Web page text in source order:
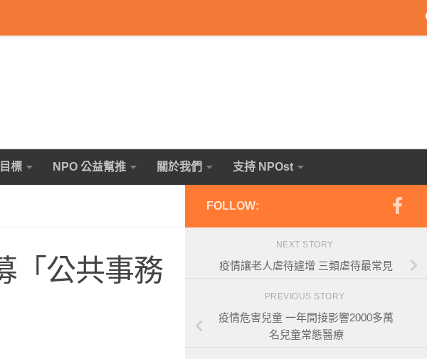
標 NPO 公益幫推 關於我們 支持 NPOst
「公共事務
FOLLOW:
NEXT STORY
疫情讓老人虐待遽增 三類虐待最常見
PREVIOUS STORY
疫情危害兒童 一年間接影響2000多萬
名兒童常態醫療